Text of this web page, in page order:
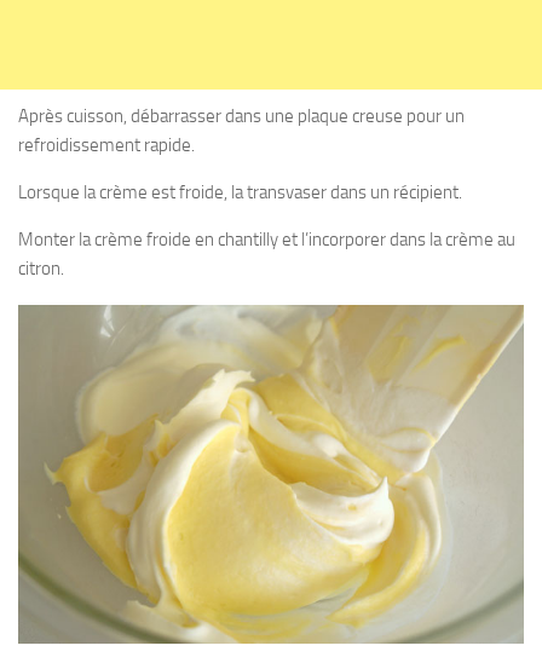
Après cuisson, débarrasser dans une plaque creuse pour un
refroidissement rapide.
Lorsque la crème est froide, la transvaser dans un récipient.
Monter la crème froide en chantilly et l’incorporer dans la crème au
citron.